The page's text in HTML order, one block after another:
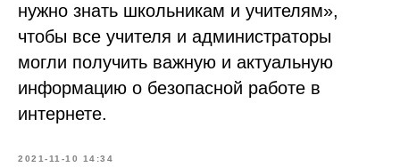
нужно знать школьникам и учителям»,
чтобы все учителя и администраторы
могли получить важную и актуальную
информацию о безопасной работе в
интернете.
2021-11-10 14:34